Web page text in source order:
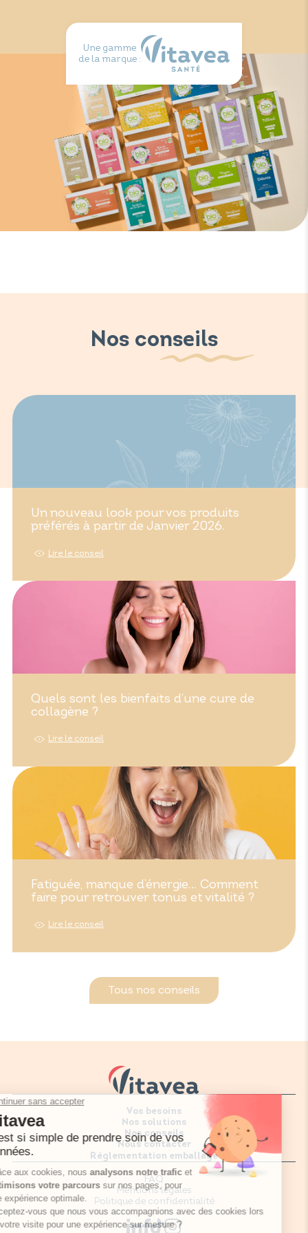
Une gamme
de la marque :
Nos conseils
Un nouveau look pour vos produits
préférés à partir de Janvier 2026.
Lire le conseil
Quels sont les bienfaits d’une cure de
collagène ?
Lire le conseil
Fatiguée, manque d’énergie… Comment
faire pour retrouver tonus et vitalité ?
Lire le conseil
Tous nos conseils
Vos besoins
Nos solutions
Nos conseils
Nous contacter
Réglementation emballage
FAQ
Mentions légales
Politique de confidentialité